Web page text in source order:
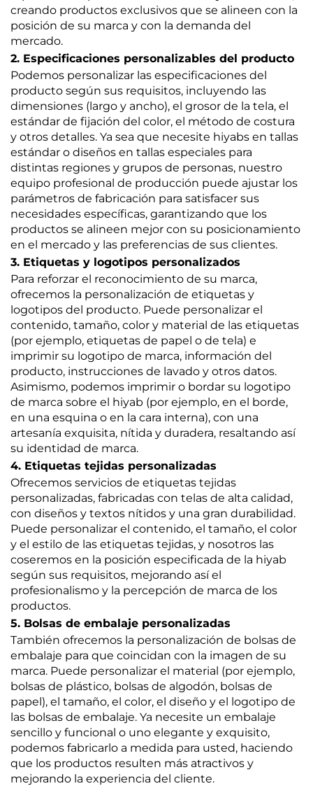
creando productos exclusivos que se alineen con la
posición de su marca y con la demanda del
mercado.
2. Especificaciones personalizables del producto
Podemos personalizar las especificaciones del
producto según sus requisitos, incluyendo las
dimensiones (largo y ancho), el grosor de la tela, el
estándar de fijación del color, el método de costura
y otros detalles. Ya sea que necesite hiyabs en tallas
estándar o diseños en tallas especiales para
distintas regiones y grupos de personas, nuestro
equipo profesional de producción puede ajustar los
parámetros de fabricación para satisfacer sus
necesidades específicas, garantizando que los
productos se alineen mejor con su posicionamiento
en el mercado y las preferencias de sus clientes.
3. Etiquetas y logotipos personalizados
Para reforzar el reconocimiento de su marca,
ofrecemos la personalización de etiquetas y
logotipos del producto. Puede personalizar el
contenido, tamaño, color y material de las etiquetas
(por ejemplo, etiquetas de papel o de tela) e
imprimir su logotipo de marca, información del
producto, instrucciones de lavado y otros datos.
Asimismo, podemos imprimir o bordar su logotipo
de marca sobre el hiyab (por ejemplo, en el borde,
en una esquina o en la cara interna), con una
artesanía exquisita, nítida y duradera, resaltando así
su identidad de marca.
4. Etiquetas tejidas personalizadas
Ofrecemos servicios de etiquetas tejidas
personalizadas, fabricadas con telas de alta calidad,
con diseños y textos nítidos y una gran durabilidad.
Puede personalizar el contenido, el tamaño, el color
y el estilo de las etiquetas tejidas, y nosotros las
coseremos en la posición especificada de la hiyab
según sus requisitos, mejorando así el
profesionalismo y la percepción de marca de los
productos.
5. Bolsas de embalaje personalizadas
También ofrecemos la personalización de bolsas de
embalaje para que coincidan con la imagen de su
marca. Puede personalizar el material (por ejemplo,
bolsas de plástico, bolsas de algodón, bolsas de
papel), el tamaño, el color, el diseño y el logotipo de
las bolsas de embalaje. Ya necesite un embalaje
sencillo y funcional o uno elegante y exquisito,
podemos fabricarlo a medida para usted, haciendo
que los productos resulten más atractivos y
mejorando la experiencia del cliente.